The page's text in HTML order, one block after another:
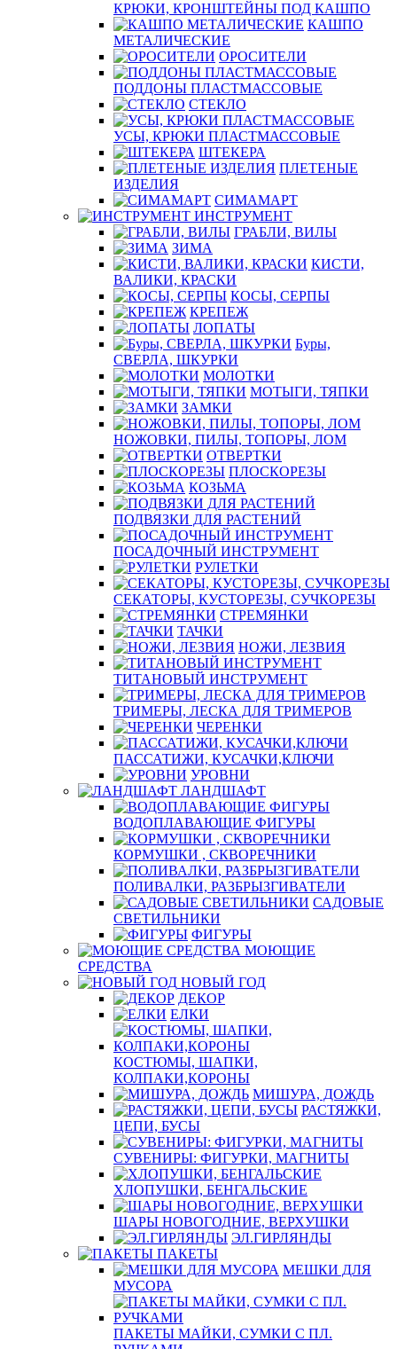
КРЮКИ, КРОНШТЕЙНЫ ПОД КАШПО
КАШПО
МЕТАЛИЧЕСКИЕ
ОРОСИТЕЛИ
ПОДДОНЫ ПЛАСТМАССОВЫЕ
СТЕКЛО
УСЫ, КРЮКИ ПЛАСТМАССОВЫЕ
ШТЕКЕРА
ПЛЕТЕНЫЕ
ИЗДЕЛИЯ
СИМАМАРТ
ИНСТРУМЕНТ
ГРАБЛИ, ВИЛЫ
ЗИМА
КИСТИ,
ВАЛИКИ, КРАСКИ
КОСЫ, СЕРПЫ
КРЕПЕЖ
ЛОПАТЫ
Буры,
СВЕРЛА, ШКУРКИ
МОЛОТКИ
МОТЫГИ, ТЯПКИ
ЗАМКИ
НОЖОВКИ, ПИЛЫ, ТОПОРЫ, ЛОМ
ОТВЕРТКИ
ПЛОСКОРЕЗЫ
КОЗЬМА
ПОДВЯЗКИ ДЛЯ РАСТЕНИЙ
ПОСАДОЧНЫЙ ИНСТРУМЕНТ
РУЛЕТКИ
СЕКАТОРЫ, КУСТОРЕЗЫ, СУЧКОРЕЗЫ
СТРЕМЯНКИ
ТАЧКИ
НОЖИ, ЛЕЗВИЯ
ТИТАНОВЫЙ ИНСТРУМЕНТ
ТРИМЕРЫ, ЛЕСКА ДЛЯ ТРИМЕРОВ
ЧЕРЕНКИ
ПАССАТИЖИ, КУСАЧКИ,КЛЮЧИ
УРОВНИ
ЛАНДШАФТ
ВОДОПЛАВАЮЩИЕ ФИГУРЫ
КОРМУШКИ , СКВОРЕЧНИКИ
ПОЛИВАЛКИ, РАЗБРЫЗГИВАТЕЛИ
САДОВЫЕ
СВЕТИЛЬНИКИ
ФИГУРЫ
МОЮЩИЕ
СРЕДСТВА
НОВЫЙ ГОД
ДЕКОР
ЕЛКИ
КОСТЮМЫ, ШАПКИ,
КОЛПАКИ,КОРОНЫ
МИШУРА, ДОЖДЬ
РАСТЯЖКИ,
ЦЕПИ, БУСЫ
СУВЕНИРЫ: ФИГУРКИ, МАГНИТЫ
ХЛОПУШКИ, БЕНГАЛЬСКИЕ
ШАРЫ НОВОГОДНИЕ, ВЕРХУШКИ
ЭЛ.ГИРЛЯНДЫ
ПАКЕТЫ
МЕШКИ ДЛЯ
МУСОРА
ПАКЕТЫ МАЙКИ, СУМКИ С ПЛ.